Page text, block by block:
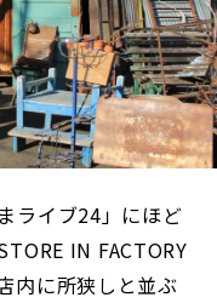
ライブ24」にほど
IN FACTORY
内に所狭しと並ぶ